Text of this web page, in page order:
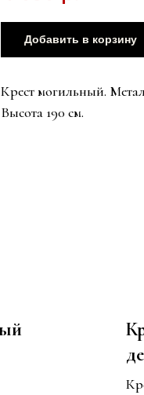
Добавить в корзину
Крест могильный.
Высота 190 см.